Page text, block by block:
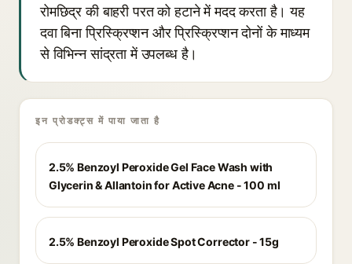
रोमछिद्र की बाहरी परत को हटाने में मदद करता है। यह
दवा बिना प्रिस्क्रिप्शन और प्रिस्क्रिप्शन दोनों के माध्यम
से विभिन्न सांद्रता में उपलब्ध है।
इन प्रोडक्ट्स में पाया जाता है
2.5% Benzoyl Peroxide Gel Face Wash with
Glycerin & Allantoin for Active Acne - 100 ml
2.5% Benzoyl Peroxide Spot Corrector - 15g